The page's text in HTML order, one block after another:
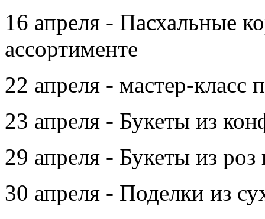
16 апреля - Пасхальные
ассортименте
22 апреля - мастер-класс
23 апреля - Букеты из
29 апреля - Букеты из
30 апреля - Поделки из